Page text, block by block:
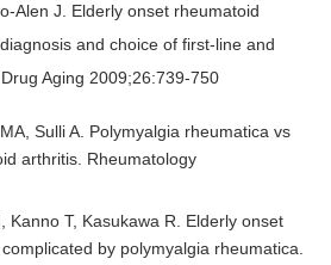
Alen J. Elderly onset rheumatoid
and choice of first-line and
Aging 2009;26:739-750
Sulli A. Polymyalgia rheumatica vs
arthritis. Rheumatology
Kanno T, Kasukawa R. Elderly onset
by polymyalgia rheumatica.